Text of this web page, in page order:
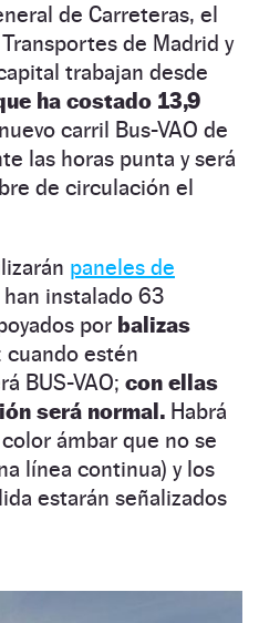
de Carreteras, el
de Madrid y
trabajan desde
ha costado 13,9
carril Bus-VAO de
las horas punta y será
de circulación el
paneles de
han instalado 63
por balizas
cuando estén
BUS-VAO; con ellas
será normal. Habrá
ámbar que no se
línea continua) y los
estarán señalizados